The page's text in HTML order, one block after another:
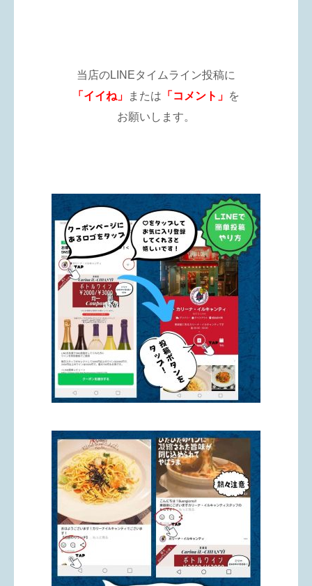
当店のLINEタイムライン投稿に
「イイね」
または 「コメント」 を
お願いします。